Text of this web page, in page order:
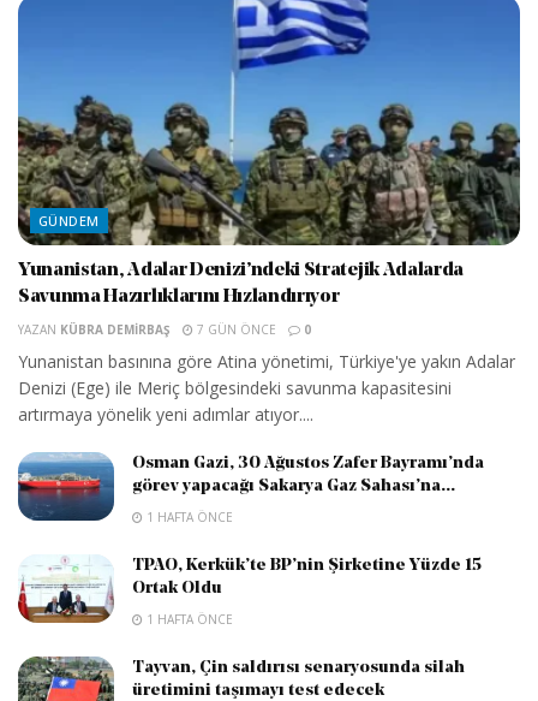
GÜNDEM
Yunanistan, Adalar Denizi’ndeki Stratejik Adalarda
Savunma Hazırlıklarını Hızlandırıyor
YAZAN KÜBRA DEMIRBAŞ 7 GÜN ÖNCE 0
Yunanistan basınına göre Atina yönetimi, Türkiye'ye yakın Adalar
Denizi (Ege) ile Meriç bölgesindeki savunma kapasitesini
artırmaya yönelik yeni adımlar atıyor....
Osman Gazi, 30 Ağustos Zafer Bayramı’nda
görev yapacağı Sakarya Gaz Sahası’na...
1 HAFTA ÖNCE
TPAO, Kerkük’te BP’nin Şirketine Yüzde 15
Ortak Oldu
1 HAFTA ÖNCE
Tayvan, Çin saldırısı senaryosunda silah
üretimini taşımayı test edecek